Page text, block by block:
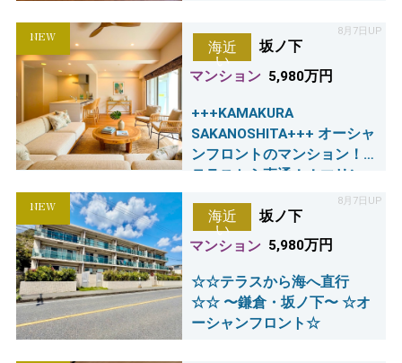
NEW 8月7日UP
海近
い
坂ノ下
マンション 5,980万円
+++KAMAKURA
SAKANOSHITA+++ オーシャ
ンフロントのマンション！
テラスから直通！！マリン
スポーツにピッタリです♪
NEW 8月7日UP
海近
い
坂ノ下
マンション 5,980万円
☆☆テラスから海へ直行
☆☆ 〜鎌倉・坂ノ下〜 ☆オ
ーシャンフロント☆